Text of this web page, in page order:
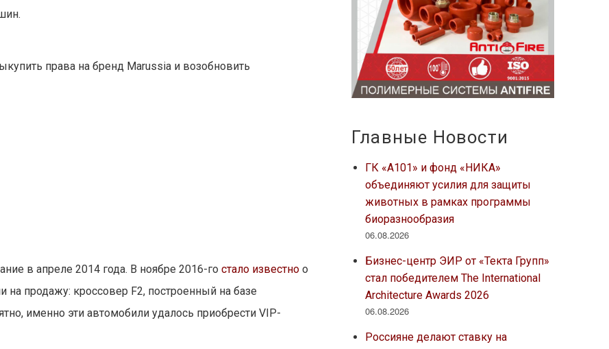
права на бренд Marussia и возобновить
в апреле 2014 года. В ноябре 2016-гостало известно о
продажу: кроссовер F2, построенный на базе
именно эти автомобили удалось приобрести VIP-
Главные Новости
ГК «А101» и фонд «НИКА»
объединяют усилия для защиты
животных в рамках программы
биоразнообразия
06.08.2026
Бизнес-центр ЭИР от «Текта Групп»
стал победителем The International
Architecture Awards 2026
06.08.2026
Россияне делают ставку на